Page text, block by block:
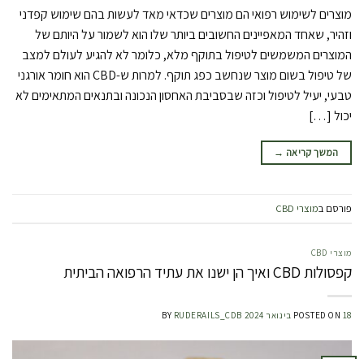
מוצרים לשימוש רפואי הם מוצרים שכדאי מאד לעשות בהם שימוש קפדני
וזהיר, שאחד המאפיינים החשובים ביותר שלו הוא לשמור על היותם של
המוצרים המשמשים לטיפול בתוקף מלא, כלומר לא להגיע לעולם למצב
של טיפול בשום מוצר שנחשב כפג תוקף. למרות ש-CBD הוא חומר אורגני
טבעי, יעיל לטיפול וכזה שבסביבת האחסון הנכונה ובתנאים המתאימים לא
יכול […]
המשך קריאה →
פורסם במוצרי CBD
מוצרי CBD
קפסולות CBD ואיך הן ישנו את עתיד הרפואה הביתית
POSTED ON 18 בינואר 2024 BY RUDERAILS_CDB